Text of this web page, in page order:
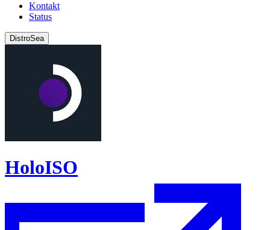
Kontakt
Status
DistroSea
HoloISO